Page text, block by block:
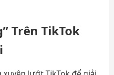
Trên TikTok